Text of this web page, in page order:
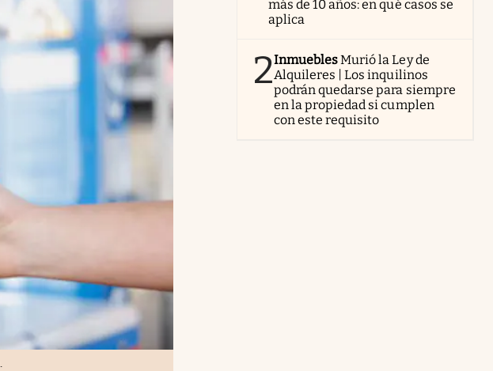
más de 10 años: en qué casos se
aplica
2InmueblesMurió la Ley de
Alquileres | Los inquilinos
podrán quedarse para siempre
en la propiedad si cumplen
con este requisito